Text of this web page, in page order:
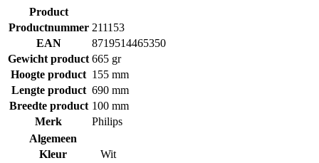
Product
Productnummer 211153
EAN
8719514465350
Gewicht product 665 gr
Hoogte product 155 mm
Lengte product 690 mm
Breedte product 100 mm
Merk
Philips
Algemeen
Kleur
Wit